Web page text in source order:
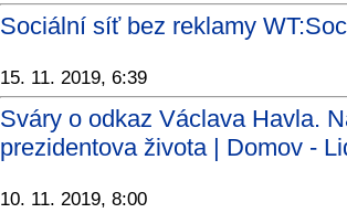
Sociální síť bez reklamy
15. 11. 2019, 6:39
Sváry o odkaz Václava Havla.
prezidentova života | Domov -
10. 11. 2019, 8:00